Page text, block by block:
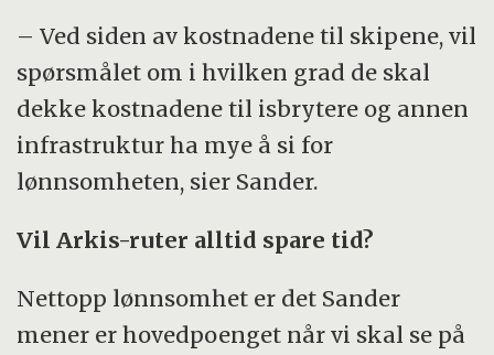
– Ved siden av kostnadene til skipene, vil
spørsmålet om i hvilken grad de skal
dekke kostnadene til isbrytere og annen
infrastruktur ha mye å si for
lønnsomheten, sier Sander.
Vil Arkis-ruter alltid spare tid?
Nettopp lønnsomhet er det Sander
mener er hovedpoenget når vi skal se på